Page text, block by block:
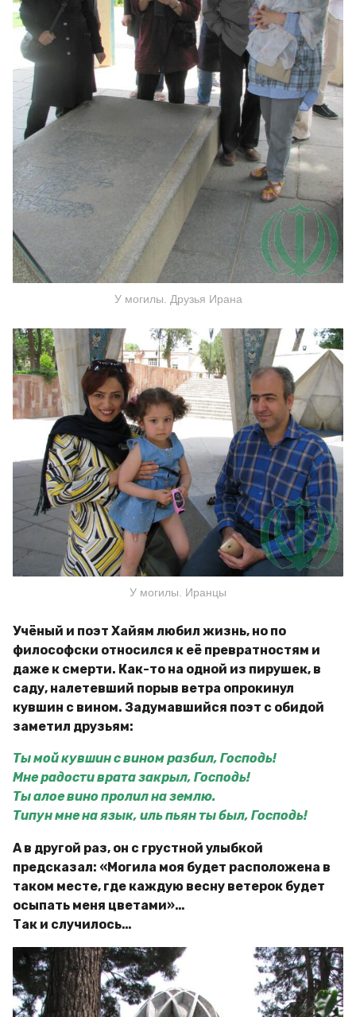
У могилы. Друзья Ирана
У могилы. Иранцы
Учёный и поэт Хайям любил жизнь, но по
философски относился к её превратностям и
даже к смерти. Как-то на одной из пирушек, в
саду, налетевший порыв ветра опрокинул
кувшин с вином. Задумавшийся поэт с обидой
заметил друзьям:
Ты мой кувшин с вином разбил, Господь!
Мне радости врата закрыл, Господь!
Ты алое вино пролил на землю.
Типун мне на язык, иль пьян ты был, Господь!
А в другой раз, он с грустной улыбкой
предсказал: «Могила моя будет расположена в
таком месте, где каждую весну ветерок будет
осыпать меня цветами»…
Так и случилось…